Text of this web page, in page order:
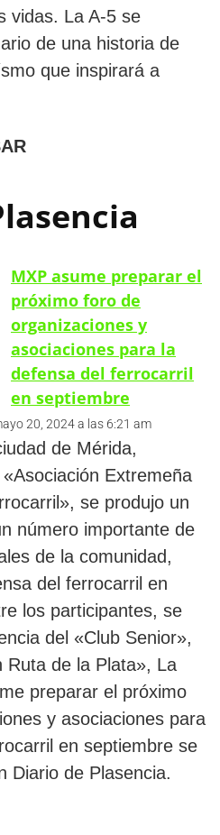
vidas. La A-5 se
de una historia de
que inspirará a
MXP asume preparar el
próximo foro de
organizaciones y
asociaciones para la
defensa del ferrocarril
en septiembre
20, 2024 a las 6:21 am
de Mérida,
Extremeña
se produjo un
número importante de
de la comunidad,
del ferrocarril en
los participantes, se
del «Club Senior»,
Ruta de la Plata», La
preparar el próximo
y asociaciones para
en septiembre se
Diario de Plasencia.